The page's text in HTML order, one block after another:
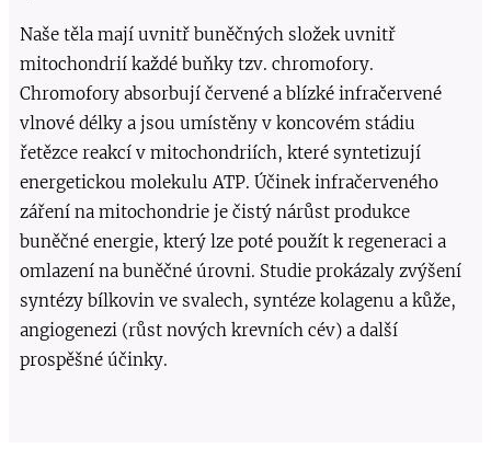
Naše těla mají uvnitř buněčných složek uvnitř
mitochondrií každé buňky tzv. chromofory.
Chromofory absorbují červené a blízké infračervené
vlnové délky a jsou umístěny v koncovém stádiu
řetězce reakcí v mitochondriích, které syntetizují
energetickou molekulu ATP. Účinek infračerveného
záření na mitochondrie je čistý nárůst produkce
buněčné energie, který lze poté použít k regeneraci a
omlazení na buněčné úrovni. Studie prokázaly zvýšení
syntézy bílkovin ve svalech, syntéze kolagenu a kůže,
angiogenezi (růst nových krevních cév) a další
prospěšné účinky.